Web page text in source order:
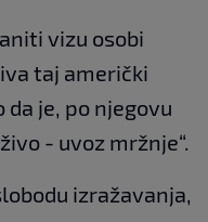
vizu osobi
taj američki
je, po njegovu
- uvoz mržnje“.
izražavanja,